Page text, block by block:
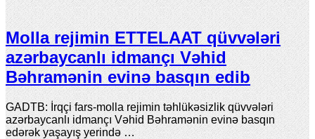
Molla rejimin ETTELAAT qüvvələri
azərbaycanlı idmançı Vəhid
Bəhramənin evinə basqın edib
GADTB: İrqçi fars-molla rejimin təhlükəsizlik qüvvələri
azərbaycanlı idmançı Vəhid Bəhramənin evinə basqın
edərək yaşayış yerində …